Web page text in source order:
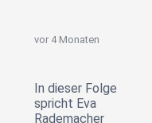
vor 4 Monaten
In dieser Folge
spricht Eva
Rademacher